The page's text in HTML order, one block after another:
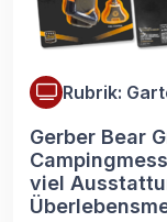
Rubrik:
Gerber Bear
viel